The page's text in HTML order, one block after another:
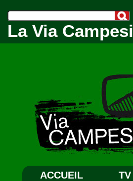
La Via
ACCUEIL TV